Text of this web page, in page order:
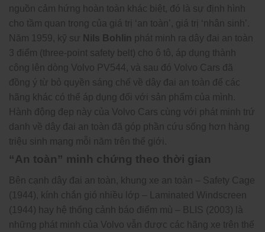
nguồn cảm hứng hoàn toàn khác biệt, đó là sự định hình
cho tầm quan trọng của giá trị ‘an toàn’, giá trị ‘nhân sinh’.
Năm 1959, kỹ sư Nils Bohlin phát minh ra dây đai an toàn
3 điểm (three-point safety belt) cho ô tô, áp dụng thành
công lên dòng Volvo PV544, và sau đó Volvo Cars đã
đồng ý từ bỏ quyền sáng chế về dây đai an toàn để các
hãng khác có thể áp dụng đối với sản phẩm của mình.
Hành động đẹp này của Volvo Cars cùng với phát minh trứ
danh về dây đai an toàn đã góp phần cứu sống hơn hàng
triệu sinh mạng mỗi năm trên thế giới.
“An toàn” minh chứng theo thời gian
Bên cạnh dây đai an toàn, khung xe an toàn – Safety Cage
(1944), kính chắn gió nhiều lớp – Laminated Windscreen
(1944) hay hệ thống cảnh báo điểm mù – BLIS (2003) là
những phát minh của Volvo vẫn được các hãng xe trên thế